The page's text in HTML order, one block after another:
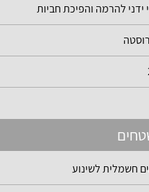
ידני להרמה והפיכת חביות
חשמלית לשינוע